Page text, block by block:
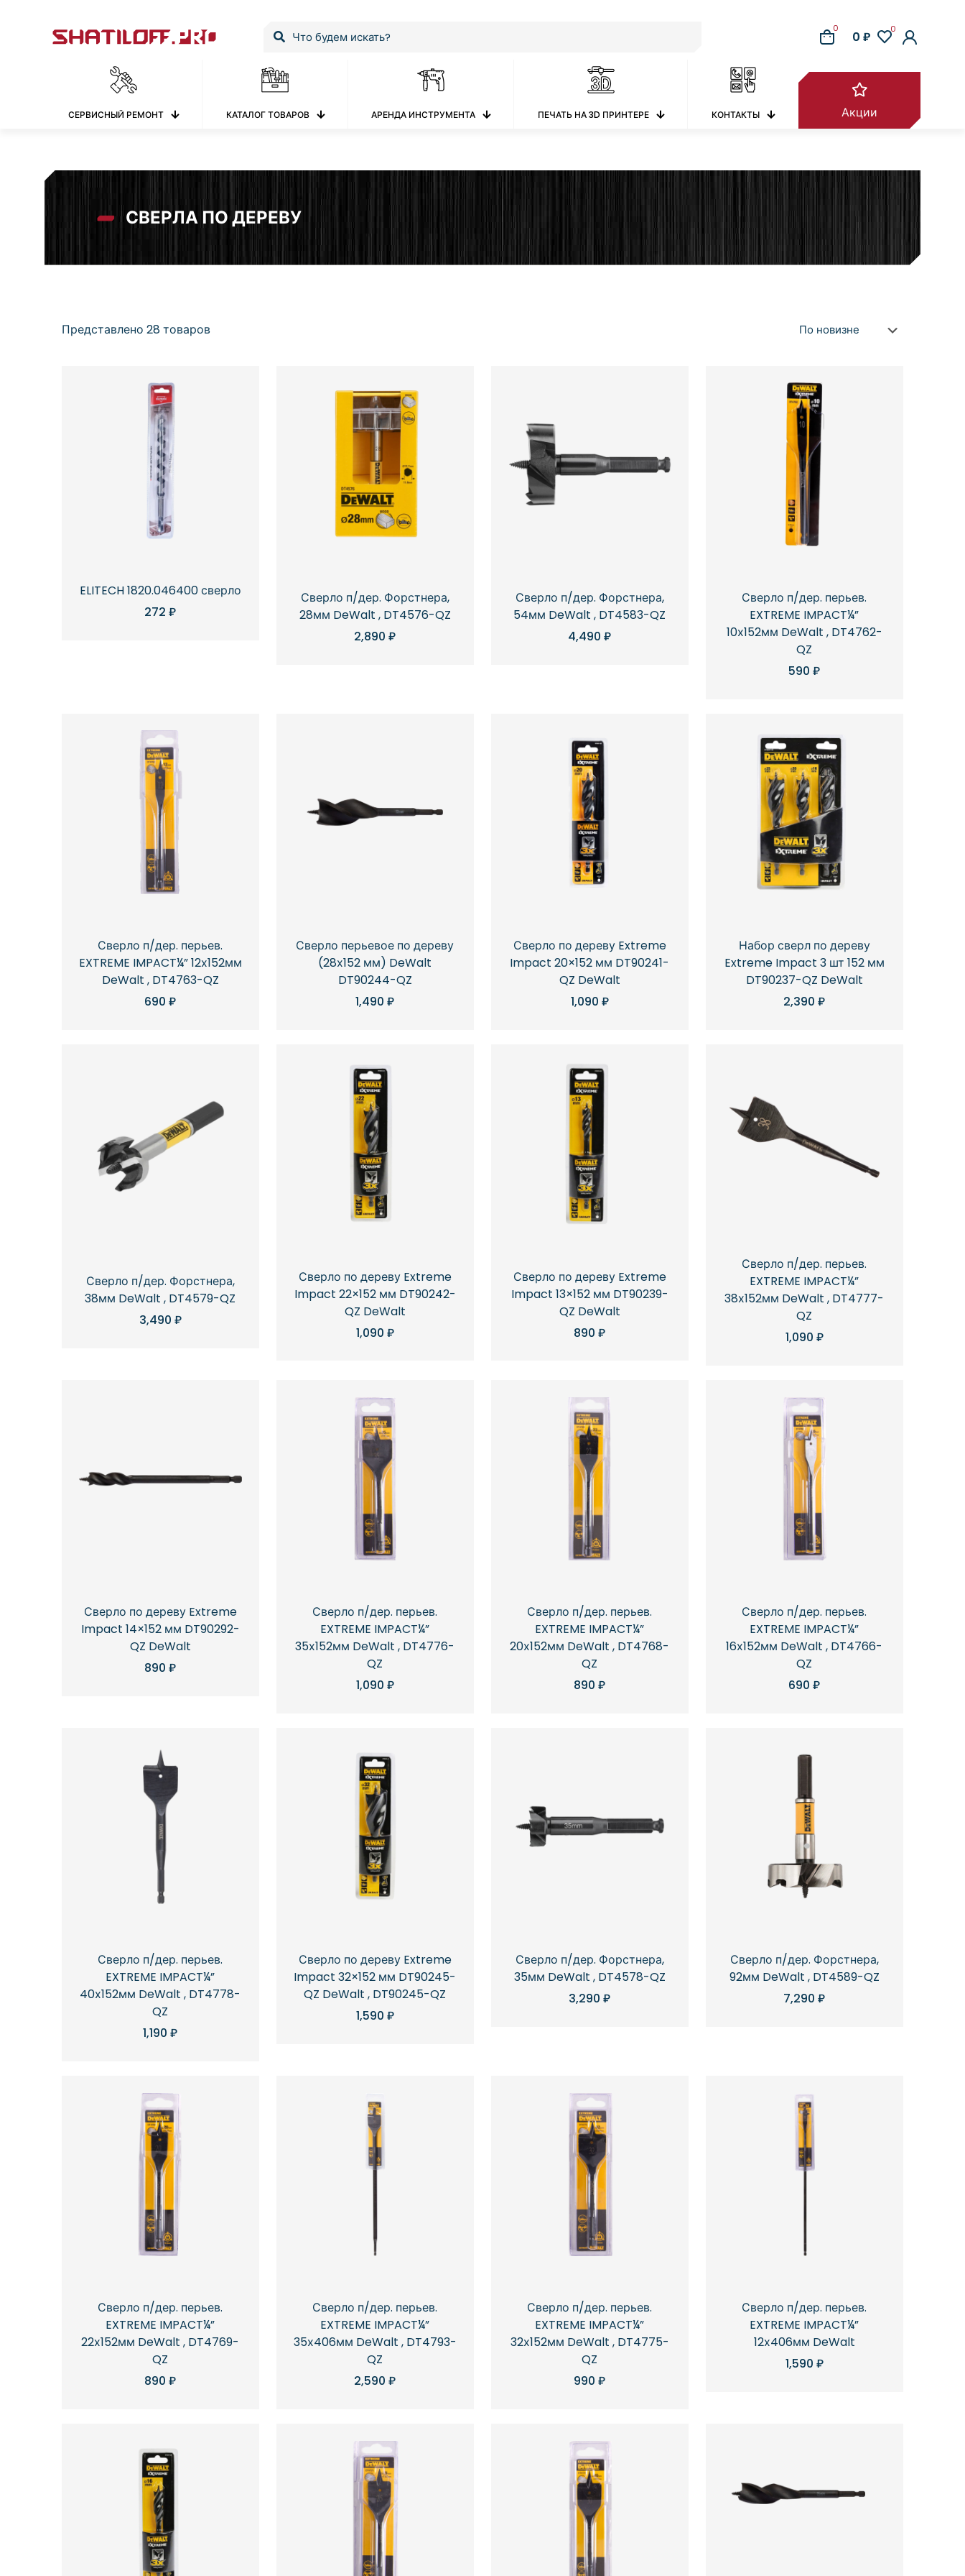
0
0 ₽ 0
СЕРВИСНЫЙ РЕМОНТ КАТАЛОГ ТОВАРОВ АРЕНДА ИНСТРУМЕНТА ПЕЧАТЬ НА 3D ПРИНТЕРЕ КОНТАКТЫ Акции
СВЕРЛА ПО ДЕРЕВУ
Представлено 28 товаров
ELITECH 1820.046400 сверло
272₽
Сверло п/дер. Форстнера,
28мм DeWalt , DT4576-QZ
2,890₽
Сверло п/дер. Форстнера,
54мм DeWalt , DT4583-QZ
4,490₽
Сверло п/дер. перьев.
EXTREME IMPACT¼”
10х152мм DeWalt , DT4762-
QZ
590₽
Сверло п/дер. перьев.
EXTREME IMPACT¼” 12х152мм
DeWalt , DT4763-QZ
690₽
Сверло перьевое по дереву
(28х152 мм) DeWalt
DT90244-QZ
1,490₽
Сверло по дереву Extreme
Impact 20×152 мм DT90241-
QZ DeWalt
1,090 ₽
Набор сверл по дереву
Extreme Impact 3 шт 152 мм
DT90237-QZ DeWalt
2,390₽
Сверло п/дер. Форстнера,
38мм DeWalt , DT4579-QZ
3,490 ₽
Сверло по дереву Extreme
Impact 22×152 мм DT90242-
QZ DeWalt
1,090 ₽
Сверло по дереву Extreme
Impact 13×152 мм DT90239-
QZ DeWalt
890₽
Сверло п/дер. перьев.
EXTREME IMPACT¼”
38х152мм DeWalt , DT4777-
QZ
1,090 ₽
Сверло по дереву Extreme
Impact 14×152 мм DT90292-
QZ DeWalt
890₽
Сверло п/дер. перьев.
EXTREME IMPACT¼”
35х152мм DeWalt , DT4776-
QZ
1,090 ₽
Сверло п/дер. перьев.
EXTREME IMPACT¼”
20х152мм DeWalt , DT4768-
QZ
890₽
Сверло п/дер. перьев.
EXTREME IMPACT¼”
16х152мм DeWalt , DT4766-
QZ
690₽
Сверло п/дер. перьев.
EXTREME IMPACT¼”
40х152мм DeWalt , DT4778-
QZ
1,190₽
Сверло по дереву Extreme
Impact 32×152 мм DT90245-
QZ DeWalt , DT90245-QZ
1,590 ₽
Сверло п/дер. Форстнера,
35мм DeWalt , DT4578-QZ
3,290₽
Сверло п/дер. Форстнера,
92мм DeWalt , DT4589-QZ
7,290₽
Сверло п/дер. перьев.
EXTREME IMPACT¼”
22х152мм DeWalt , DT4769-
QZ
890₽
Сверло п/дер. перьев.
EXTREME IMPACT¼”
35х406мм DeWalt , DT4793-
QZ
2,590₽
Сверло п/дер. перьев.
EXTREME IMPACT¼”
32х152мм DeWalt , DT4775-
QZ
990₽
Сверло п/дер. перьев.
EXTREME IMPACT¼”
12х406мм DeWalt
1,590 ₽